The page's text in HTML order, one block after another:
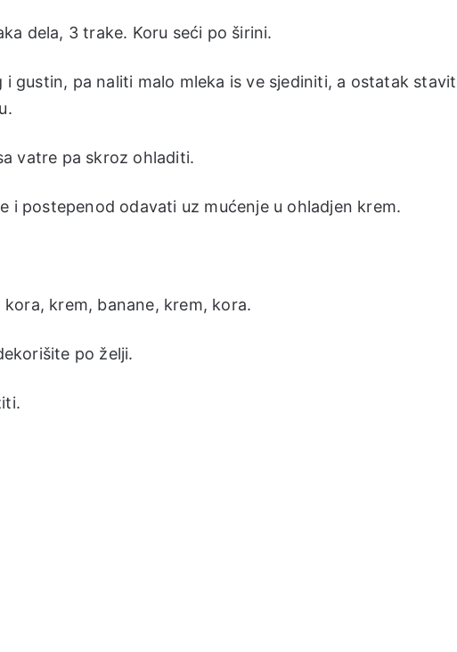
dela, 3 trake. Koru seći po širini.
i gustin, pa naliti malo mleka is ve sjediniti, a ostatak
vatre pa skroz ohladiti.
i postepenod odavati uz mućenje u ohladjen krem.
krem, banane, krem, kora.
po želji.